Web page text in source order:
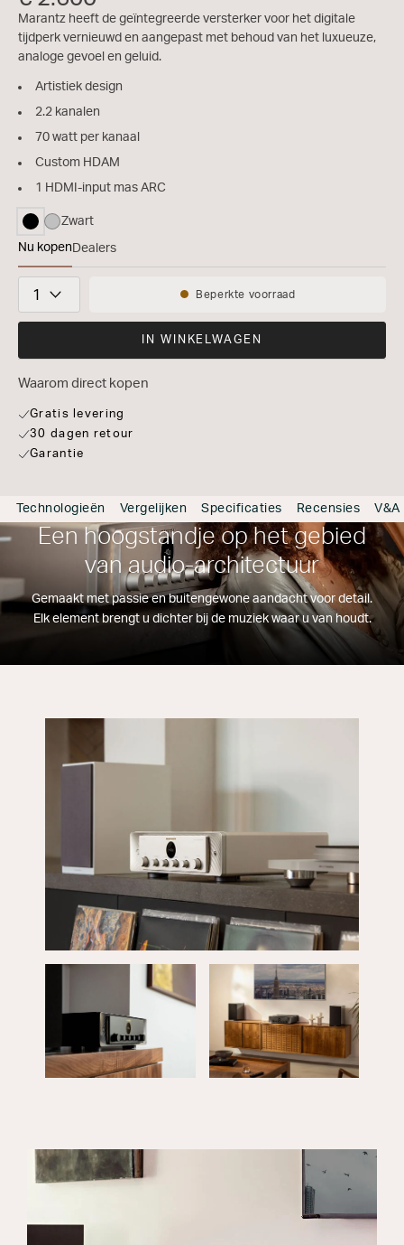
Marantz heeft de geïntegreerde versterker voor het digitale
tijdperk vernieuwd en aangepast met behoud van het luxueuze,
analoge gevoel en geluid.
Artistiek design
2.2 kanalen
70 watt per kanaal
Custom HDAM
1 HDMI-input mas ARC
geselecteerd
Zwart
Nu kopen
MODEL 40n
Dealers
Beschikbaarheid:
Beperkte voorraad
IN WINKELWAGEN
Waarom direct kopen
Gratis levering
30 dagen retour
Garantie
Technologieën Vergelijken Specificaties Recensies V&A
Een hoogstandje op het gebied
van audio-architectuur
Gemaakt met passie en buitengewone aandacht voor detail.
Elk element brengt u dichter bij de muziek waar u van houdt.